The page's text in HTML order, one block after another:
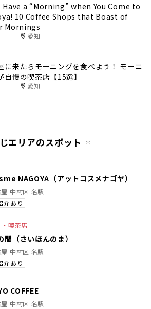
Have a “Morning” when You Come to
10 Coffee Shops that Boast of
Mornings
愛知
に来たらモーニングを食べよう！ モーニ
自慢の喫茶店【15選】
愛知
エリアのスポット
NAGOYA（アットコスメナゴヤ）
中村区 名駅
介あり
喫茶店
間（さいほんのま）
中村区 名駅
介あり
COFFEE
中村区 名駅